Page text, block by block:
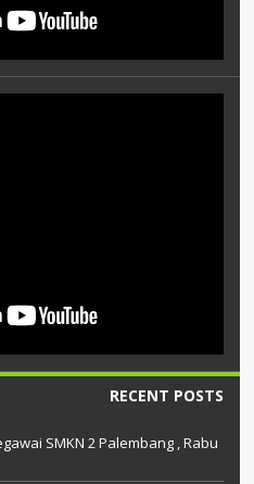
RECENT POSTS
SMKN 2 Palembang , Rabu